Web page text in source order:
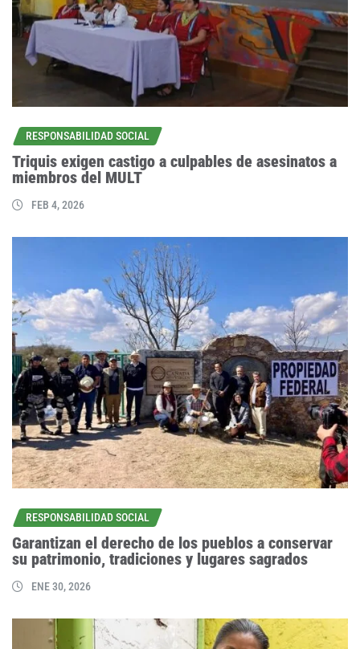
RESPONSABILIDAD SOCIAL
Triquis exigen castigo a culpables de asesinatos a
miembros del MULT
FEB 4, 2026
RESPONSABILIDAD SOCIAL
Garantizan el derecho de los pueblos a conservar
su patrimonio, tradiciones y lugares sagrados
ENE 30, 2026